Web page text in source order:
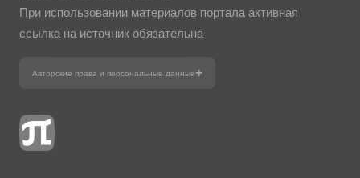
При использовании материалов портала активная
ссылка на источник обязательна
Авторские права и персональные данные
Фотографии размещены с согласия
о персональных данных. Согласно
гражданина», все фотоматериалы